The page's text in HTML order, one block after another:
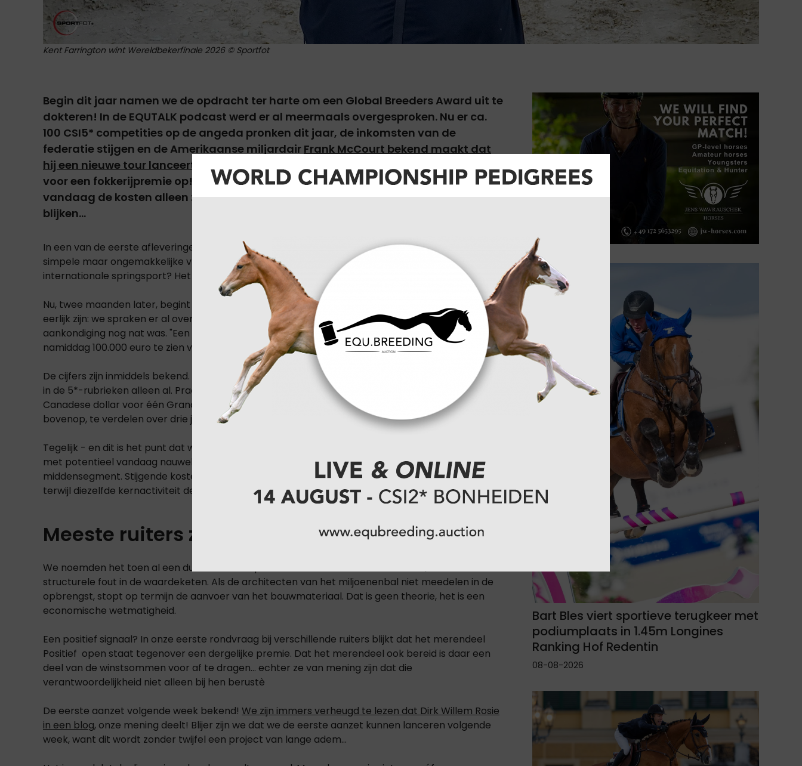
Kent Farrington wint Wereldbekerfinale 2026 © Sportfot
Begin dit jaar namen we de opdracht ter harte om een Global Breeders Award uit te
dokteren! In de EQUTALK podcast werd er al meermaals overgesproken. Nu er ca.
100 CSI5* competities op de angeda pronken dit jaar, de inkomsten van de
federatie stijgen en de Amerikaanse miljardair Frank McCourt bekend maakt dat
hij een nieuwe tour lanceert met 100 miljoen prijzengeld
dringt zich de noodzaak
voor een fokkerijpremie op! Niet omwille van afgunst, maar omdat fokkers
vandaag de kosten alleen zien stijgen en de prijzen van veulens gedevalueerd
blijken...
In een van de eerste afleveringen van de EQUTALK Business Podcast dit seizoen stelden we een
simpele maar ongemakkelijke vraag: wie betaalt eigenlijk de rekening voor het miljoenenbal in de
internationale springsport? Het antwoord was even simpel als ongemakkelijk: de fokker.
Nu, twee maanden later, begint dezelfde discussie ook elders te leven. Terecht. Maar laten we
eerlijk zijn: we spraken er al over toen de inkt van McCourts Premier Jumping League-
aankondiging nog nat was. "Een fokker betaalt een kaartje om zijn intellectueel eigendom op een
namiddag 100.000 euro te zien verdienen. Dat is geen model. Dat is een paradox."
De cijfers zijn inmiddels bekend. 86 CSI5*-concoursen in 2025. Minimaal 50 miljoen euro prijzengeld
in de 5*-rubrieken alleen al. Praag: 6,5 miljoen in één weekend. Aken: 3,9 miljoen. Calgary: 5 miljoen
Canadese dollar voor één Grand Prix. En daar komt McCourts extra 100 miljoen dollar per jaar
bovenop, te verdelen over drie jaar, te beginnen in 2027.
Tegelijk - en dit is het punt dat wij in de EQUTALK al maanden maken - kunnen fokkers hun veulens
met potentieel vandaag nauwelijks verkopen. Overaanbod. Stagnerende prijzen op het
middensegment. Stijgende kosten. Fokkers die structureel verlies draaien op hun kernactiviteit,
terwijl diezelfde kernactiviteit de absolute voorwaarde is voor alles wat erboven staat.
Meeste ruiters zijn pro!
We noemden het toen al een duurzaamheidsprobleem. Geen emotionele kwestie, maar een
structurele fout in de waardeketen. Als de architecten van het miljoenenbal niet meedelen in de
opbrengst, stopt op termijn de aanvoer van het bouwmateriaal. Dat is geen theorie, het is een
economische wetmatigheid.
Een positief signaal? In onze eerste rondvraag bij verschillende ruiters blijkt dat het merendeel
Positief open staat tegenover een dergelijke premie. Dat het merendeel ook bereid is daar een
deel van de winstsommen voor af te dragen... echter ze van mening zijn dat die
verantwoordelijkheid niet alleen bij hen berustè
De eerste aanzet volgende week bekend! We zijn immers verheugd te lezen dat Dirk Willem Rosie
in een blog, onze mening deelt! Blijer zijn we dat we de eerste aanzet kunnen lanceren volgende
week, want dit wordt zonder twijfel een project van lange adem...
Bart Bles viert sportieve terugkeer met
podiumplaats in 1.45m Longines
Ranking Hof Redentin
08-08-2026